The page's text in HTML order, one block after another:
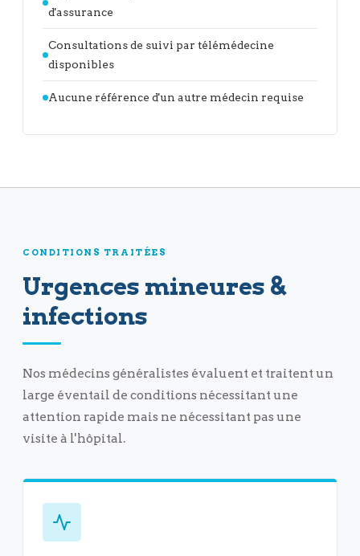
d'assurance
Consultations de suivi par télémédecine
disponibles
Aucune référence d'un autre médecin requise
CONDITIONS TRAITÉES
Urgences mineures &
infections
Nos médecins généralistes évaluent et traitent un
large éventail de conditions nécessitant une
attention rapide mais ne nécessitant pas une
visite à l'hôpital.